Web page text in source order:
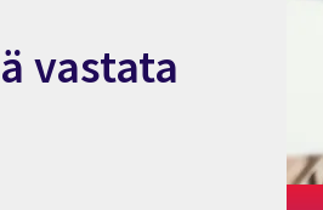
vastata